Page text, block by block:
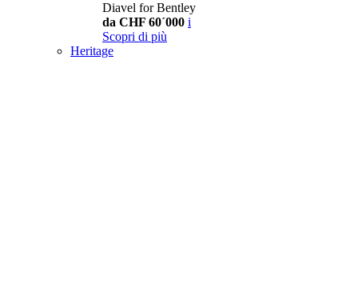
Diavel for Bentley
da CHF 60´000 i
Scopri di più
Heritage